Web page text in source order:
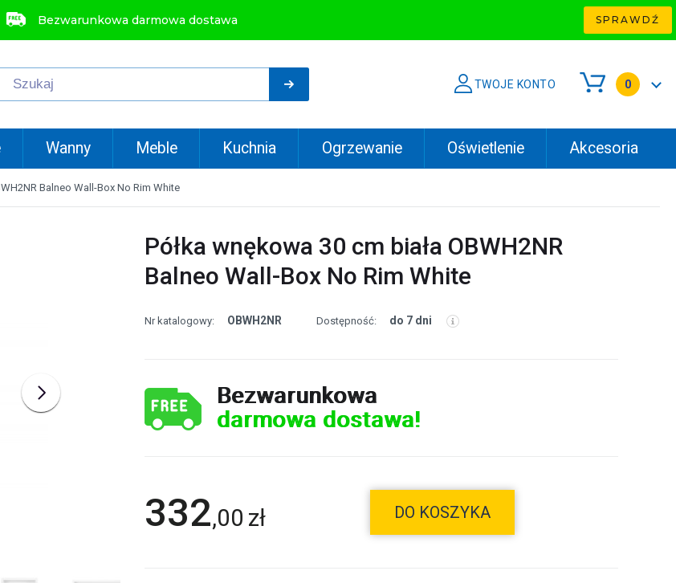
Bezwarunkowa darmowa dostawa SPRAWDŹ
TWOJE KONTO 0
Wanny Meble Kuchnia Ogrzewanie Oświetlenie Akcesoria
Balneo Wall-Box No Rim White
Półka wnękowa 30 cm biała OBWH2NR
Balneo Wall-Box No Rim White
Nr katalogowy: OBWH2NR Dostępność: do 7 dni
Bezwarunkowa
darmowa dostawa!
332,00 zł DO KOSZYKA